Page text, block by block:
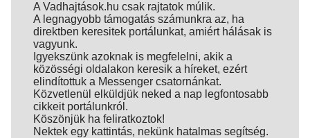
A Vadhajtások.hu csak rajtatok múlik.
A legnagyobb támogatás számunkra az, ha
direktben keresitek portálunkat, amiért hálásak is
vagyunk.
Igyekszünk azoknak is megfelelni, akik a
közösségi oldalakon keresik a híreket, ezért
elindítottuk a Messenger csatornánkat.
Közvetlenül elküldjük neked a nap legfontosabb
cikkeit portálunkról.
Köszönjük ha feliratkoztok!
Nektek egy kattintás, nekünk hatalmas segítség.